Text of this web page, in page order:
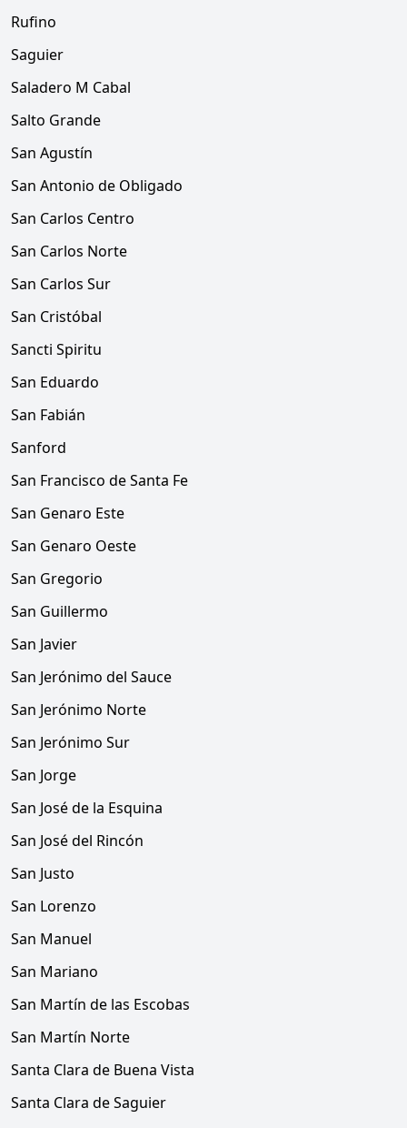
Rufino
Saguier
Saladero M Cabal
Salto Grande
San Agustín
San Antonio de Obligado
San Carlos Centro
San Carlos Norte
San Carlos Sur
San Cristóbal
Sancti Spiritu
San Eduardo
San Fabián
Sanford
San Francisco de Santa Fe
San Genaro Este
San Genaro Oeste
San Gregorio
San Guillermo
San Javier
San Jerónimo del Sauce
San Jerónimo Norte
San Jerónimo Sur
San Jorge
San José de la Esquina
San José del Rincón
San Justo
San Lorenzo
San Manuel
San Mariano
San Martín de las Escobas
San Martín Norte
Santa Clara de Buena Vista
Santa Clara de Saguier